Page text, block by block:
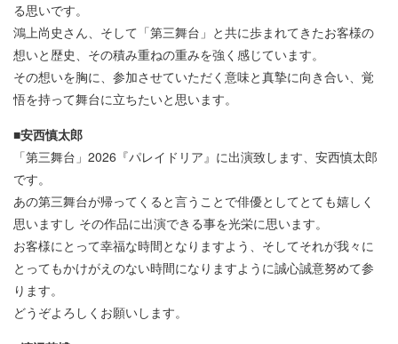
る思いです。
鴻上尚史さん、そして「第三舞台」と共に歩まれてきたお客様の
想いと歴史、その積み重ねの重みを強く感じています。
その想いを胸に、参加させていただく意味と真摯に向き合い、覚
悟を持って舞台に立ちたいと思います。
■安西慎太郎
「第三舞台」2026『パレイドリア』に出演致します、安西慎太郎
です。
あの第三舞台が帰ってくると言うことで俳優としてとても嬉しく
思いますし その作品に出演できる事を光栄に思います。
お客様にとって幸福な時間となりますよう、そしてそれが我々に
とってもかけがえのない時間になりますように誠心誠意努めて参
ります。
どうぞよろしくお願いします。